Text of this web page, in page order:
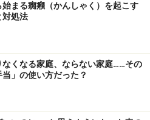
リットがある（と子ど
い、失敗したらクソミソにけ
繰り返されると「そもそも取
まる癇癪（かんしゃく）を起こす
対処法
なくなる家庭、ならない家庭……その
」の使い方だった？